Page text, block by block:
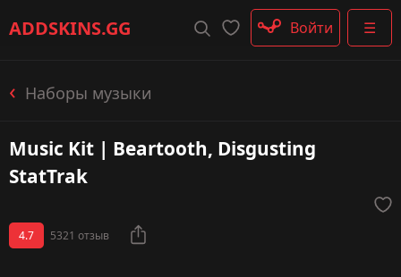
ADDSKINS.GG ☰
Пистолеты-пулемёты
Перчатки
Войти
Наборы музыки
Music Kit | Beartooth, Disgusting
StatTrak
4.7 5321 отзыв